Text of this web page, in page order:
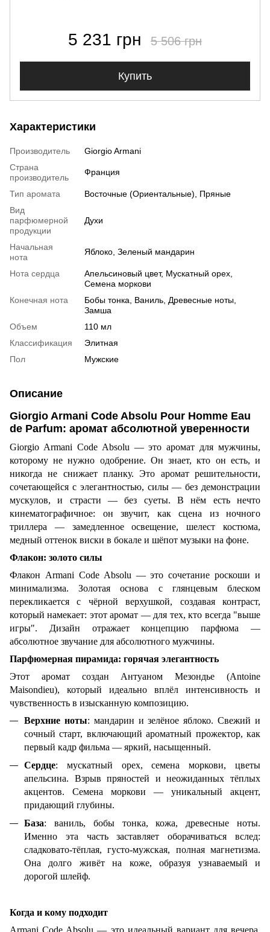
5 231 грн 5 506 грн
Купить
Характеристики
Производитель
Giorgio Armani
Страна
производитель
Франция
Тип аромата
Восточные (Ориентальные), Пряные
Вид
парфюмерной
продукции
Духи
Начальная
нота
Яблоко, Зеленый мандарин
Нота сердца
Апельсиновый цвет, Мускатный орех,
Семена моркови
Конечная нота
Бобы тонка, Ваниль, Древесные ноты,
Замша
Объем
110 мл
Классификация
Элитная
Пол
Мужские
Описание
Giorgio Armani Code Absolu Pour Homme Eau
de Parfum: аромат абсолютной уверенности
Giorgio Armani Code Absolu — это аромат для мужчины,
которому не нужно одобрение. Он знает, кто он есть, и
никогда не снижает планку. Это аромат решительности,
сочетающейся с элегантностью, силы — без демонстрации
мускулов, и страсти — без суеты. В нём есть нечто
кинематографичное: он звучит, как сцена из ночного
триллера — замедленное освещение, шелест костюма,
медный оттенок виски в бокале и шёпот музыки на фоне.
Флакон: золото силы
Флакон Armani Code Absolu — это сочетание роскоши и
минимализма. Золотая основа с глянцевым блеском
перекликается с чёрной верхушкой, создавая контраст,
который намекает: этот аромат — для тех, кто всегда "выше
игры". Дизайн отражает концепцию парфюма —
абсолютное звучание для абсолютного мужчины.
Парфюмерная пирамида: горячая элегантность
Этот аромат создан Антуаном Мезондье (Antoine
Maisondieu), который идеально вплёл интенсивность и
чувственность в изысканную композицию.
Верхние ноты: мандарин и зелёное яблоко. Свежий и
сочный старт, включающий ароматный прожектор, как
первый кадр фильма — яркий, насыщенный.
Сердце: мускатный орех, семена моркови, цветы
апельсина. Взрыв пряностей и неожиданных тёплых
акцентов. Семена моркови — уникальный акцент,
придающий глубины.
База: ваниль, бобы тонка, кожа, древесные ноты.
Именно эта часть заставляет оборачиваться вслед:
сладковато-тёплая, густо-мужская, полная магнетизма.
Она долго живёт на коже, образуя узнаваемый и
дорогой шлейф.
Когда и кому подходит
Armani Code Absolu — это идеальный вариант для вечера,